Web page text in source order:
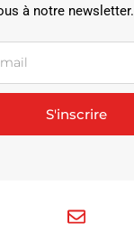
à notre newsletter.
S'inscrire